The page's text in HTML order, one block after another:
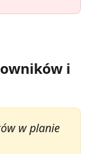
i
w planie